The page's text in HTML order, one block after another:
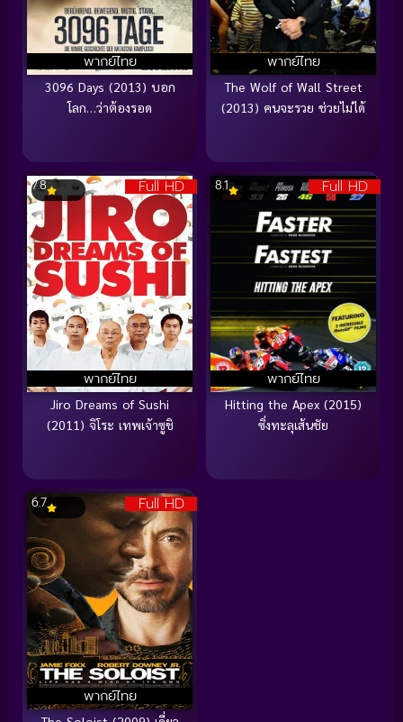
พากย์ไทย
3096 Days (2013) บอก
โลก…ว่าต้องรอด
พากย์ไทย
The Wolf of Wall Street
(2013) คนจะรวย ช่วยไม่ได้
Full HD
พากย์ไทย
7.8
Jiro Dreams of Sushi
(2011) จิโระ เทพเจ้าซูชิ
Full HD
พากย์ไทย
8.1
Hitting the Apex (2015)
ซิ่งทะลุเส้นชัย
Full HD
พากย์ไทย
6.7